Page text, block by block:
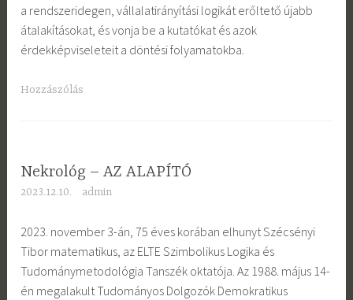
a rendszeridegen, vállalatirányítási logikát erőltető újabb
átalakításokat, és vonja be a kutatókat és azok
érdekképviseleteit a döntési folyamatokba.
Hozzászólás
Nekrológ – AZ ALAPÍTÓ
2023.12.10. admin
2023. november 3-án, 75 éves korában elhunyt Szécsényi
Tibor matematikus, az ELTE Szimbolikus Logika és
Tudománymetodológia Tanszék oktatója. Az 1988. május 14-
én megalakult Tudományos Dolgozók Demokratikus